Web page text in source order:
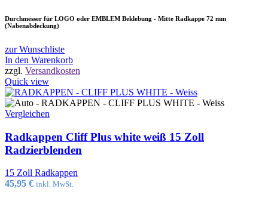
Durchmesser für LOGO oder EMBLEM Beklebung - Mitte Radkappe 72 mm
(Nabenabdeckung)
zur Wunschliste
In den Warenkorb
zzgl. Versandkosten
Quick view
Vergleichen
Radkappen Cliff Plus white weiß 15 Zoll
Radzierblenden
15 Zoll Radkappen
45,95 € inkl. MwSt.